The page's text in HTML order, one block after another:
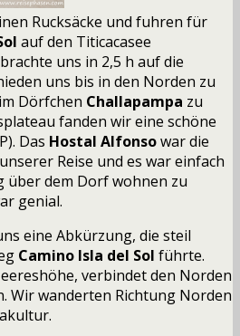
Rucksäcke und fuhren für
auf den Titicacasee
uns in 2,5 h auf die
uns bis in den Norden zu
Dörfchen Challapampa zu
fanden wir eine schöne
). Das Hostal Alfonsowar die
Reise und es war einfach
über dem Dorf wohnen zu
genial.
eine Abkürzung, die steil
Camino Isla del Sol führte.
verbindet den Norden
Wir wanderten Richtung Norden